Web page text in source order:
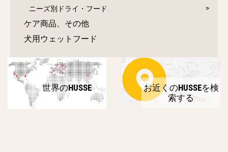
ニーズ別ドライ・フード
ケア商品、その他
犬用ウェットフード
世界のHUSSE
お近くのHUSSEを検
索する